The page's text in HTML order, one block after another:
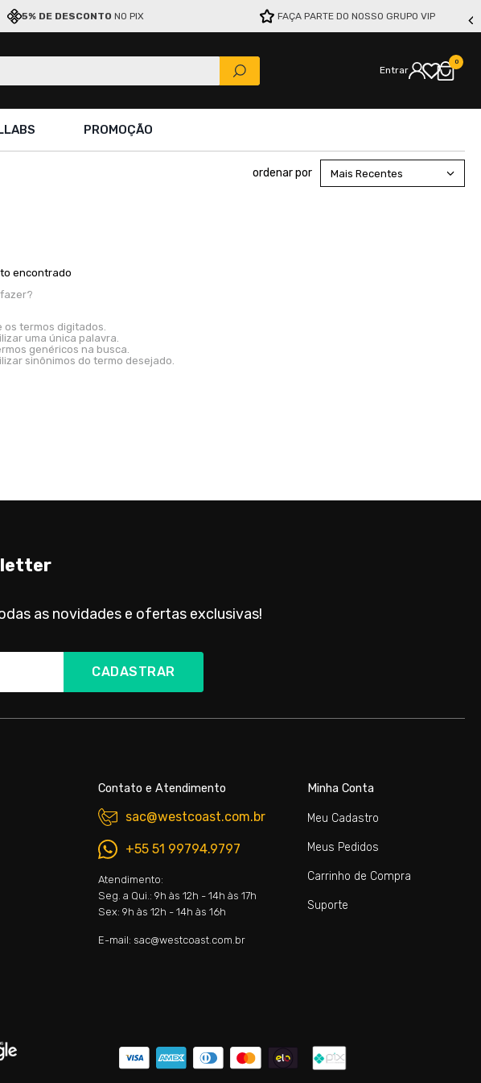
5% DE DESCONTO NO PIX FAÇA PARTE DO NOSSO GRUPO VIP
Entrar
0
PROMOÇÃO
Mais Recentes
encontrado
os termos digitados.
uma única palavra.
genéricos na busca.
sinônimos do termo desejado.
as novidades e ofertas exclusivas!
CADASTRAR
Contato e Atendimento
sac@westcoast.com.br
+55 51 99794.9797
Atendimento:
Seg. a Qui.: 9h às 12h - 14h às 17h
Sex: 9h às 12h - 14h às 16h
E-mail: sac@westcoast.com.br
Minha Conta
Meu Cadastro
Meus Pedidos
Carrinho de Compra
Suporte